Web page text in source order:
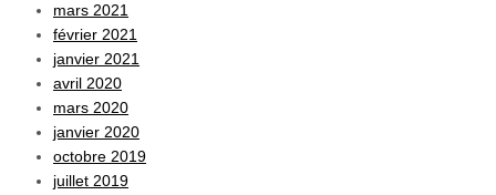
mars 2021
février 2021
janvier 2021
avril 2020
mars 2020
janvier 2020
octobre 2019
juillet 2019